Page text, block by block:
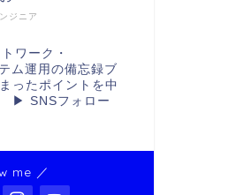
ジニア
ワーク・
ム運用の備忘録ブ
ったポイントを中
▶ SNSフォロー
me ／